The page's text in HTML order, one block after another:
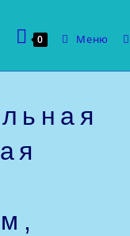
0 Меню